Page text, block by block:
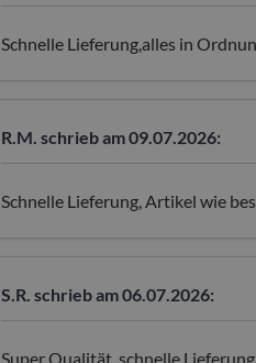
Schnelle Lieferung,alles in
R.M. schrieb am 09.07.2026:
Schnelle Lieferung, Artikel wie
S.R. schrieb am 06.07.2026:
Super Qualität, schnelle